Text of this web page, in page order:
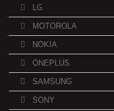
LG
MOTOROLA
NOKIA
ONEPLUS
SAMSUNG
SONY